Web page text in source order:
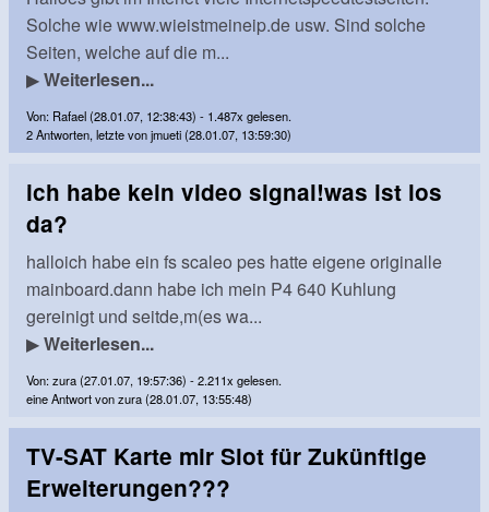
Solche wie www.wieistmeineip.de usw. Sind solche
Seiten, welche auf die m...
▶Weiterlesen...
Von: Rafael (28.01.07, 12:38:43) - 1.487x gelesen.
2 Antworten, letzte von jmueti (28.01.07, 13:59:30)
ich habe kein video signal!was ist los
da?
halloich habe ein fs scaleo pes hatte eigene originalle
mainboard.dann habe ich mein P4 640 Kuhlung
gereinigt und seitde,m(es wa...
▶Weiterlesen...
Von: zura (27.01.07, 19:57:36) - 2.211x gelesen.
eine Antwort von zura (28.01.07, 13:55:48)
TV-SAT Karte mir Slot für Zukünftige
Erweiterungen???